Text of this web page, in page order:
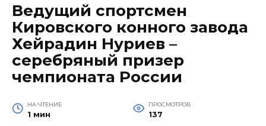
Ведущий спортсмен
Кировского конного завода
Хейрадин Нуриев –
серебряный призер
чемпионата России
НА ЧТЕНИЕ
1 мин
ПРОСМОТРОВ
137